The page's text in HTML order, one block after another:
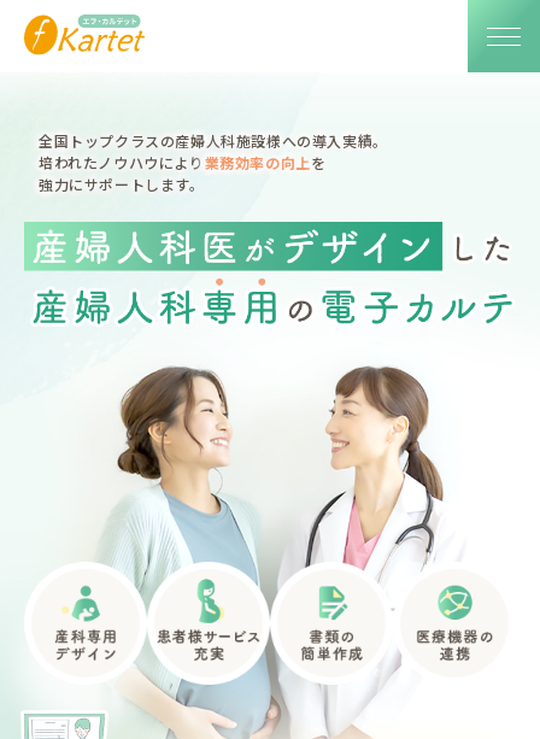
全国トップクラスの産婦人科施設様への導入実績。
培われたノウハウにより 業務効率の向上を
強力にサポートします。